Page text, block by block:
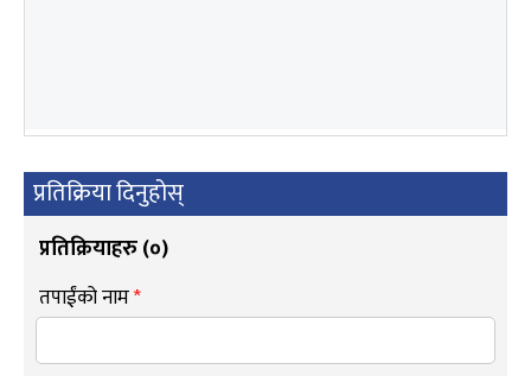
प्रतिक्रिया दिनुहोस्
प्रतिक्रियाहरु (०)
तपाईंको नाम*